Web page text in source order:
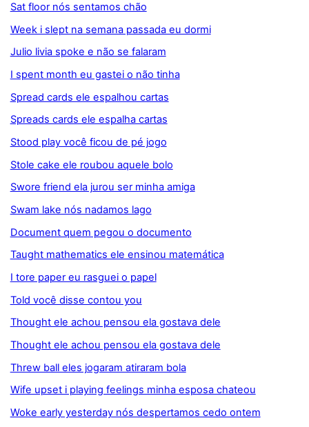
Sat floor nós sentamos chão
Week i slept na semana passada eu dormi
Julio livia spoke e não se falaram
I spent month eu gastei o não tinha
Spread cards ele espalhou cartas
Spreads cards ele espalha cartas
Stood play você ficou de pé jogo
Stole cake ele roubou aquele bolo
Swore friend ela jurou ser minha amiga
Swam lake nós nadamos lago
Document quem pegou o documento
Taught mathematics ele ensinou matemática
I tore paper eu rasguei o papel
Told você disse contou you
Thought ele achou pensou ela gostava dele
Thought ele achou pensou ela gostava dele
Threw ball eles jogaram atiraram bola
Wife upset i playing feelings minha esposa chateou
Woke early yesterday nós despertamos cedo ontem